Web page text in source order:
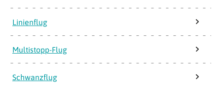
Linienflug
Multistopp-Flug
Schwanzflug